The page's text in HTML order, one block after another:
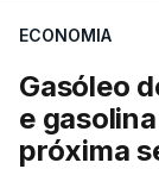
ECONOMIA
Gasóleo
e
próxima